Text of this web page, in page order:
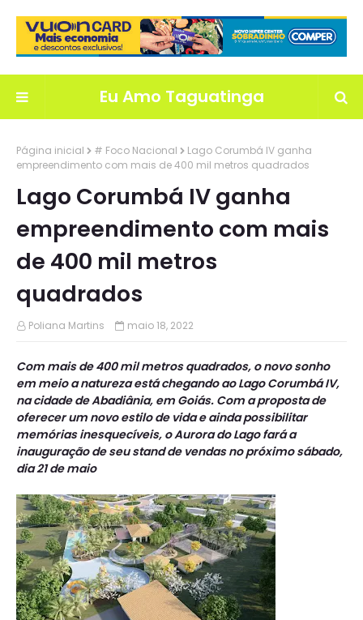
Eu Amo Taguatinga
Página inicial # Foco Nacional
Lago Corumbá IV ganha
empreendimento com mais de 400 mil metros quadrados
Lago Corumbá IV ganha
empreendimento com mais
de 400 mil metros
quadrados
Poliana Martins maio 18, 2022
Com mais de 400 mil metros quadrados, o novo sonho
em meio a natureza está chegando ao Lago Corumbá IV,
na cidade de Abadiânia, em Goiás. Com a proposta de
oferecer um novo estilo de vida e ainda possibilitar
memórias inesquecíveis, o Aurora do Lago fará a
inauguração de seu stand de vendas no próximo sábado,
dia 21 de maio